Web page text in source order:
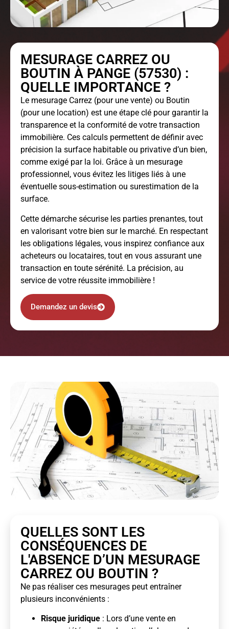
MESURAGE CARREZ OU
BOUTIN À PANGE (57530) :
QUELLE IMPORTANCE ?
Le mesurage Carrez (pour une vente) ou Boutin
(pour une location) est une étape clé pour garantir la
transparence et la conformité de votre transaction
immobilière. Ces calculs permettent de définir avec
précision la surface habitable ou privative d’un bien,
comme exigé par la loi. Grâce à un mesurage
professionnel, vous évitez les litiges liés à une
éventuelle sous-estimation ou surestimation de la
surface.
Cette démarche sécurise les parties prenantes, tout
en valorisant votre bien sur le marché. En respectant
les obligations légales, vous inspirez confiance aux
acheteurs ou locataires, tout en vous assurant une
transaction en toute sérénité. La précision, au
service de votre réussite immobilière !
Demandez un devis
QUELLES SONT LES
CONSÉQUENCES DE
L'ABSENCE D’UN MESURAGE
CARREZ OU BOUTIN ?
Ne pas réaliser ces mesurages peut entraîner
plusieurs inconvénients :
Risque juridique : Lors d’une vente en